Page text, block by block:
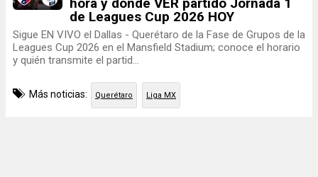
de Leagues Cup 2026 HOY
Sigue EN VIVO el Dallas - Querétaro de la Fase de Grupos de la
Leagues Cup 2026 en el Mansfield Stadium; conoce el horario
y quién transmite el partid...
Más noticias: Querétaro Liga MX